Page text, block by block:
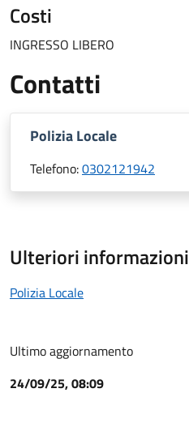
Costi
INGRESSO LIBERO
Contatti
Polizia Locale
Telefono:0302121942
Ulteriori informazioni
Polizia Locale
Ultimo aggiornamento
24/09/25, 08:09